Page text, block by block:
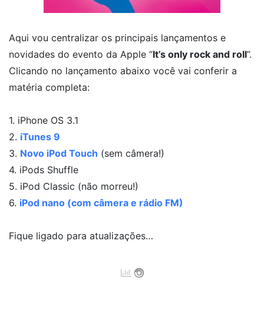
Aqui vou centralizar os principais lançamentos e
novidades do evento da Apple “It’s only rock and roll”.
Clicando no lançamento abaixo você vai conferir a
matéria completa:
1. iPhone OS 3.1
2. iTunes 9
3. Novo iPod Touch (sem câmera!)
4. iPods Shuffle
5. iPod Classic (não morreu!)
6. iPod nano (com câmera e rádio FM)
Fique ligado para atualizações…